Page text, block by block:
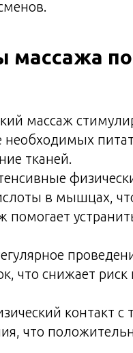
массаж
тканей.
в мышцах,
что снижает
контакт с
что